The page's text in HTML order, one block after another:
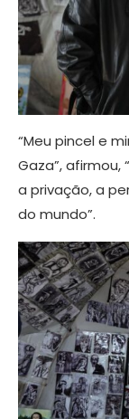
“Meu pincel e
Gaza”,
a privação, a
do mundo”.